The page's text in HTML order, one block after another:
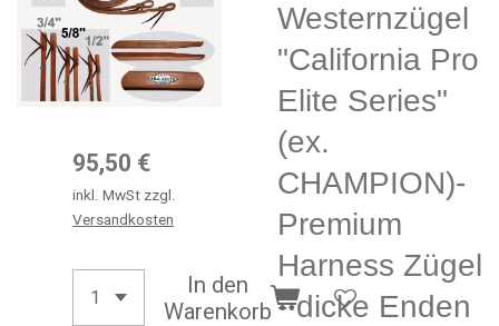
Westernzügel
"California Pro
Elite Series"
(ex.
CHAMPION)-
Premium
Harness Zügel
- dicke Enden
95,50 €
inkl. MwSt zzgl.
Versandkosten
In den
Warenkorb